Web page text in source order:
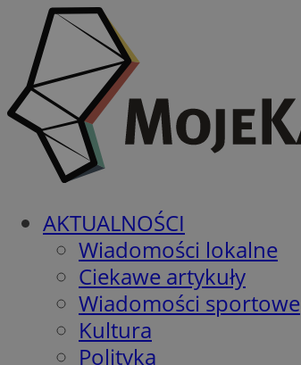
AKTUALNOŚCI
Wiadomości lokalne
Ciekawe artykuły
Wiadomości sportowe
Kultura
Polityka